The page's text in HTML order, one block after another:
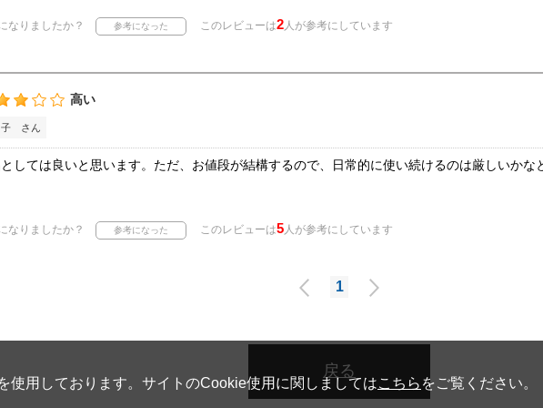
なりましたか？ このレビューは2人が参考にしています
高い
子 さん
しては良いと思います。ただ、お値段が結構するので、日常的に使い続けるのは厳しいかな
なりましたか？ このレビューは5人が参考にしています
1
戻る
使用しております。サイトのCookie使用に関しましてはこちら をご覧ください。